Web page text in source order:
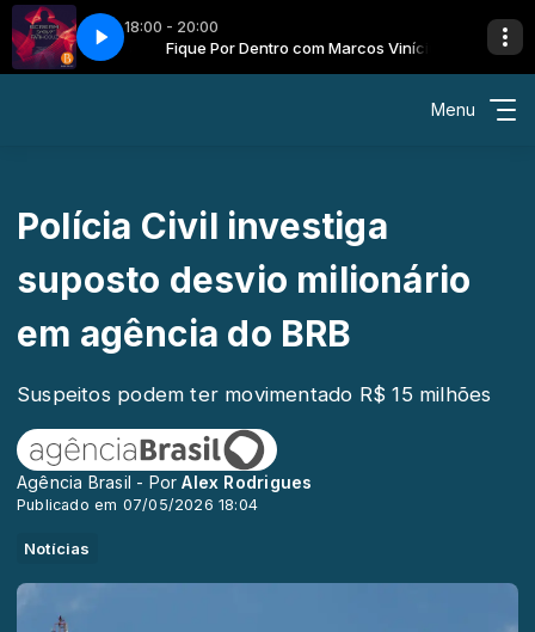
18:00 - 20:00
Vinícius Fique Por Dentro com Marcos Vinícius
Fatih Oguz - Scream and Shout
Menu
Polícia Civil investiga
suposto desvio milionário
em agência do BRB
Suspeitos podem ter movimentado R$ 15 milhões
Agência Brasil - PorAlex Rodrigues
Publicado em 07/05/2026 18:04
Notícias